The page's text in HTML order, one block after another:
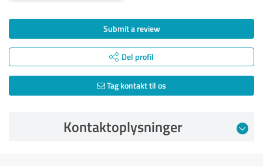
Submit a review
Del profil
Tag kontakt til os
Kontaktoplysninger